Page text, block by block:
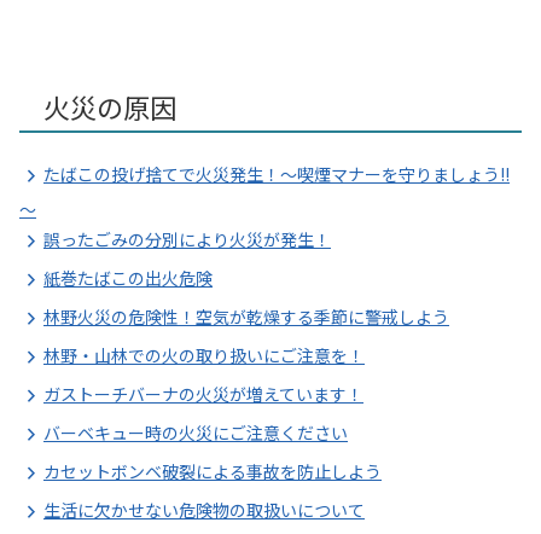
火災の原因
たばこの投げ捨てで火災発生！～喫煙マナーを守りましょう!!
～
誤ったごみの分別により火災が発生！
紙巻たばこの出火危険
林野火災の危険性！空気が乾燥する季節に警戒しよう
林野・山林での火の取り扱いにご注意を！
ガストーチバーナの火災が増えています！
バーベキュー時の火災にご注意ください
カセットボンベ破裂による事故を防止しよう
生活に欠かせない危険物の取扱いについて